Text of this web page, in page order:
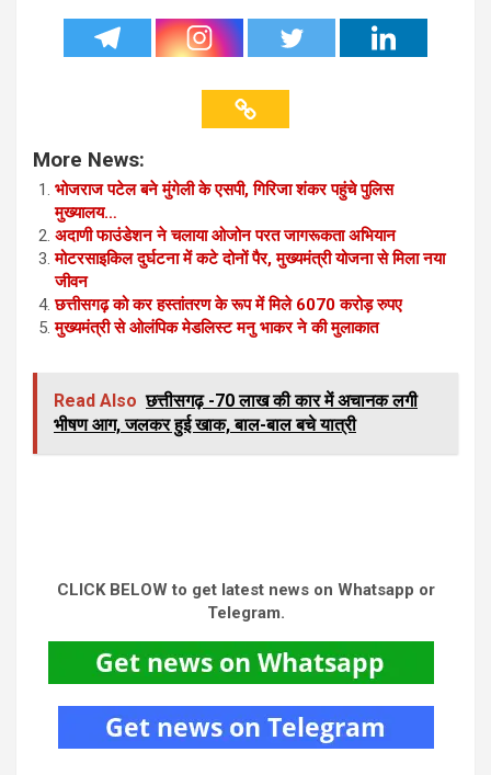
More News:
भोजराज पटेल बने मुंगेली के एसपी, गिरिजा शंकर पहुंचे पुलिस
मुख्यालय…
अदाणी फाउंडेशन ने चलाया ओजोन परत जागरूकता अभियान
मोटरसाइकिल दुर्घटना में कटे दोनों पैर, मुख्यमंत्री योजना से मिला नया
जीवन
छत्तीसगढ़ को कर हस्तांतरण के रूप में मिले 6070 करोड़ रुपए
मुख्यमंत्री से ओलंपिक मेडलिस्ट मनु भाकर ने की मुलाकात
Read Also छत्तीसगढ़ -70 लाख की कार में अचानक लगी
भीषण आग, जलकर हुई खाक, बाल-बाल बचे यात्री
CLICK BELOW to get latest news on Whatsapp or
Telegram.